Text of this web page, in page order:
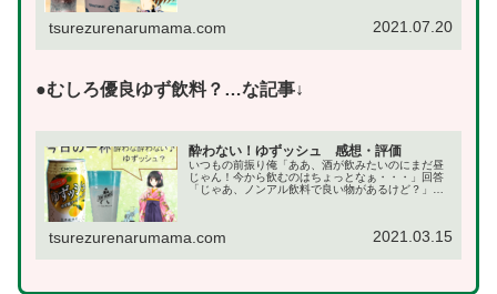
tsurezurenarumama.com 2021.07.20
●むしろ優良ゆず飲料？…な記事↓
酔わない！ゆずッシュ 感想・評価
いつもの前振り俺「ああ、酒が飲みたいのにまだ昼
じゃん！今から飲むのはちょっとなぁ・・・」回答
「じゃあ、ノンアル飲料で良い物があるけど？」と
tsurezurenarumama.com 2021.03.15